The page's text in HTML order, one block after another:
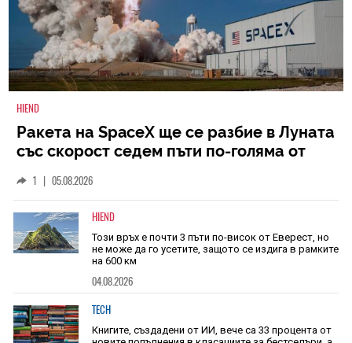
HIEND
Ракета на SpaceX ще се разбие в Луната
със скорост седем пъти по-голяма от
1 | 05.08.2026
HIEND
Този връх е почти 3 пъти по-висок от Еверест, но
не може да го усетите, защото се издига в рамките
на 600 км
04.08.2026
TECH
Книгите, създадени от ИИ, вече са 33 процента от